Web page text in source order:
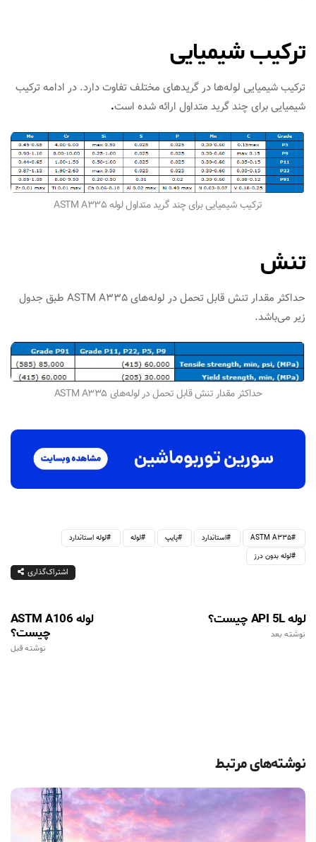
ترکیب شیمیایی
ترکیب شیمیایی لوله‌ها در گریدهای مختلف تفاوت دارد. در ادامه ترکیب
شیمیایی برای چند گرید متداول ارائه شده است.
ترکیب شیمیایی برای چند گرید متداول لوله ASTM A335
تنش
حداکثر مقدار تنش قابل تحمل در لوله‌های ASTM A335 طبق جدول
زیر می‌باشد.
حداکثر مقدار تنش قابل تحمل در لوله‌های ASTM A335
ASTM A335 استاندارد پایپ لوله
لوله استاندارد
لوله بدون درز
اشتراک‌گذاری
لوله‌ ASTM A106
چیست؟
نوشته قبل
لوله API 5L چیست؟
نوشته بعد
نوشته‌های مرتبط